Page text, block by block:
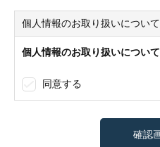
個人情報のお取り扱いについて
個人情報のお取り扱いについて
同意する